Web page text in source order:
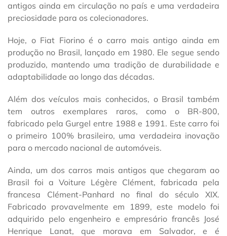
antigos ainda em circulação no país e uma verdadeira
preciosidade para os colecionadores.
Hoje, o Fiat Fiorino é o carro mais antigo ainda em
produção no Brasil, lançado em 1980. Ele segue sendo
produzido, mantendo uma tradição de durabilidade e
adaptabilidade ao longo das décadas.
Além dos veículos mais conhecidos, o Brasil também
tem outros exemplares raros, como o BR-800,
fabricado pela Gurgel entre 1988 e 1991. Este carro foi
o primeiro 100% brasileiro, uma verdadeira inovação
para o mercado nacional de automóveis.
Ainda, um dos carros mais antigos que chegaram ao
Brasil foi a Voiture Légère Clément, fabricada pela
francesa Clément-Panhard no final do século XIX.
Fabricado provavelmente em 1899, este modelo foi
adquirido pelo engenheiro e empresário francês José
Henrique Lanat, que morava em Salvador, e é